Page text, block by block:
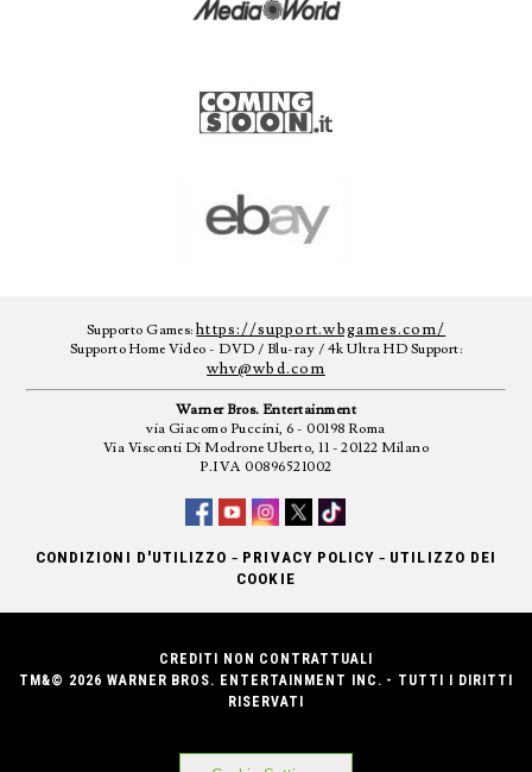
Supporto Games:https://support.wbgames.com/
Supporto Home Video - DVD / Blu-ray / 4k Ultra HD Support:
whv@wbd.com
Warner Bros. Entertainment
via Giacomo Puccini, 6 - 00198 Roma
Via Visconti Di Modrone Uberto, 11 - 20122 Milano
P.IVA 00896521002
CONDIZIONI D'UTILIZZO - PRIVACY POLICY - UTILIZZO DEI
COOKIE
CREDITI NON CONTRATTUALI
TM&© 2026 WARNER BROS. ENTERTAINMENT INC. - TUTTI I DIRITTI
RISERVATI